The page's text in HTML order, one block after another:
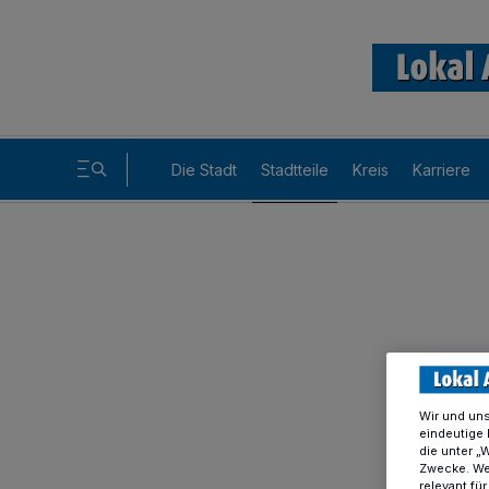
Die Stadt Stadtteile Kreis Karriere
Wir und
eindeutige
die unter
Zwecke.